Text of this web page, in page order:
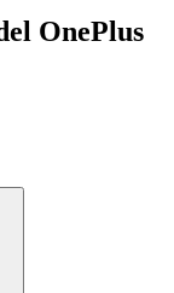
OnePlus